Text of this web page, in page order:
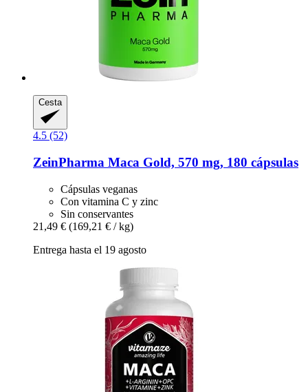
Cesta
4.5 (52)
ZeinPharma Maca Gold, 570 mg, 180 cápsulas
Cápsulas veganas
Con vitamina C y zinc
Sin conservantes
21,49 € (169,21 € / kg)
Entrega hasta el 19 agosto